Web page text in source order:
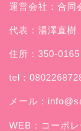
運営会社：合同
代表：湯澤直樹
住所：350-
tel：
メール：
WEB： コーポ